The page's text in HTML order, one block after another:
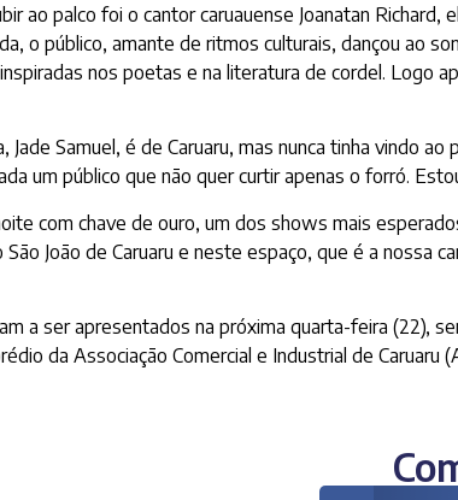
ao palco foi o cantor caruauense Joanatan
o público, amante de ritmos culturais, dançou ao
nos poetas e na literatura de cordel. Logo
Jade Samuel, é de Caruaru, mas nunca tinha vindo
um público que não quer curtir apenas o forró.
com chave de ouro, um dos shows mais
São João de Caruaru e neste espaço, que é a
a ser apresentados na próxima quarta-feira (22),
da Associação Comercial e Industrial de Caruaru